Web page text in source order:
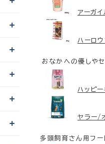
アーガイ
ハーロ
おなかへの優しやセ
ハッピ
ヤラー/
多頭飼育さん用フー